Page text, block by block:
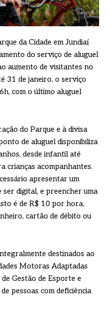
da Cidade em Jundiaí
do serviço de aluguel
aumento de visitantes no
31 de janeiro, o serviço
com o último aluguel
do Parque e à divisa
de aluguel disponibiliza
desde infantil até
crianças acompanhantes.
apresentar um
digital, e preencher uma
é de R$ 10 por hora,
cartão de débito ou
destinados ao
Motoras Adaptadas
Gestão de Esporte e
pessoas com deficiência